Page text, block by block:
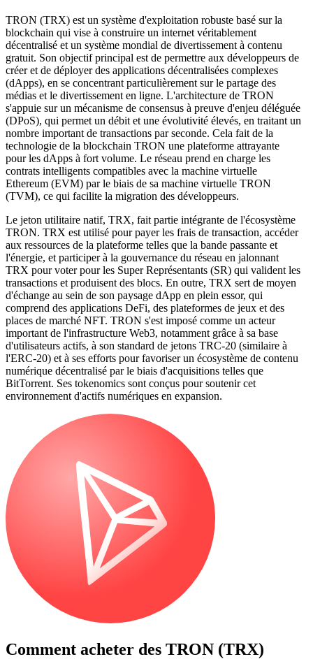
TRON (TRX) est un système d'exploitation robuste basé sur la
blockchain qui vise à construire un internet véritablement
décentralisé et un système mondial de divertissement à contenu
gratuit. Son objectif principal est de permettre aux développeurs de
créer et de déployer des applications décentralisées complexes
(dApps), en se concentrant particulièrement sur le partage des
médias et le divertissement en ligne. L'architecture de TRON
s'appuie sur un mécanisme de consensus à preuve d'enjeu déléguée
(DPoS), qui permet un débit et une évolutivité élevés, en traitant un
nombre important de transactions par seconde. Cela fait de la
technologie de la blockchain TRON une plateforme attrayante
pour les dApps à fort volume. Le réseau prend en charge les
contrats intelligents compatibles avec la machine virtuelle
Ethereum (EVM) par le biais de sa machine virtuelle TRON
(TVM), ce qui facilite la migration des développeurs.
Le jeton utilitaire natif, TRX, fait partie intégrante de l'écosystème
TRON. TRX est utilisé pour payer les frais de transaction, accéder
aux ressources de la plateforme telles que la bande passante et
l'énergie, et participer à la gouvernance du réseau en jalonnant
TRX pour voter pour les Super Représentants (SR) qui valident les
transactions et produisent des blocs. En outre, TRX sert de moyen
d'échange au sein de son paysage dApp en plein essor, qui
comprend des applications DeFi, des plateformes de jeux et des
places de marché NFT. TRON s'est imposé comme un acteur
important de l'infrastructure Web3, notamment grâce à sa base
d'utilisateurs actifs, à son standard de jetons TRC-20 (similaire à
l'ERC-20) et à ses efforts pour favoriser un écosystème de contenu
numérique décentralisé par le biais d'acquisitions telles que
BitTorrent. Ses tokenomics sont conçus pour soutenir cet
environnement d'actifs numériques en expansion.
Comment acheter des TRON (TRX)